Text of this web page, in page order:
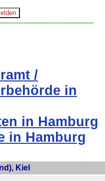
/
in
in Hamburg
in Hamburg
Kiel